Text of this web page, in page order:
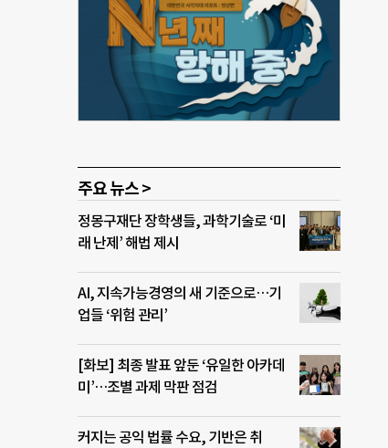
주요 뉴스 >
정몽구재단 장학생들, 과학기술로 ‘미
래 난제’ 해법 제시
AI, 지속가능경영의 새 기준으로…기
업들 ‘위험 관리’
[화보] 최종 발표 앞둔 ‘유일한 아카데
미’…조별 과제 막판 점검
커지는 공익 법률 수요, 기반은 취